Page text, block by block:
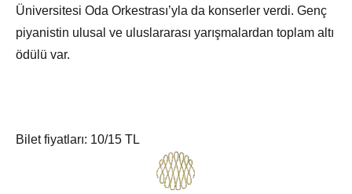
Üniversitesi Oda Orkestrası’yla da konserler verdi. Genç
piyanistin ulusal ve uluslararası yarışmalardan toplam altı
ödülü var.
Bilet fiyatları: 10/15 TL